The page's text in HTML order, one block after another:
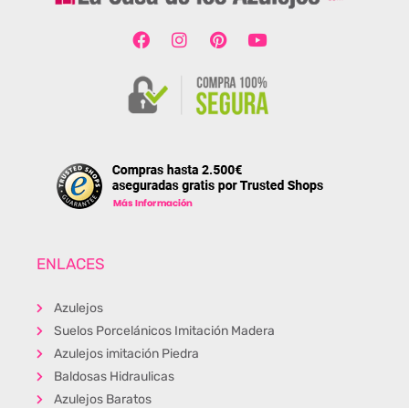
ENLACES
Azulejos
Suelos Porcelánicos Imitación Madera
Azulejos imitación Piedra
Baldosas Hidraulicas
Azulejos Baratos